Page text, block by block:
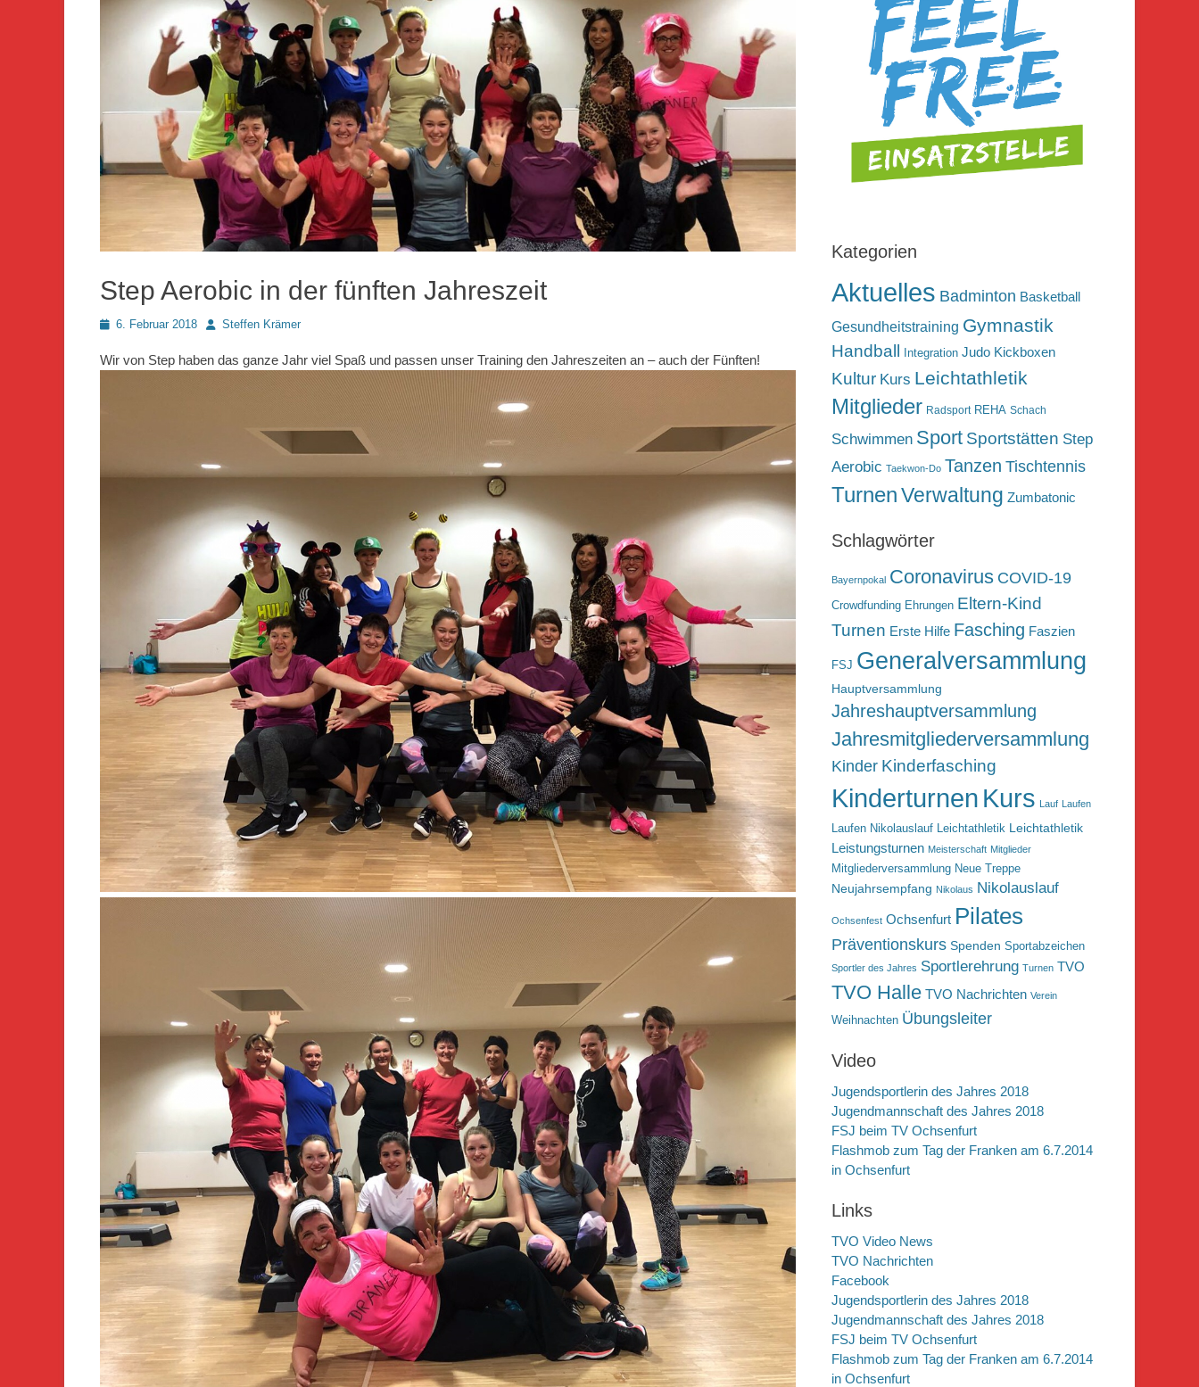
Step Aerobic in der fünften Jahreszeit
Posted6. Februar 2018 AutorSteffen Krämer
Wir von Step haben das ganze Jahr viel Spaß und passen unser Training den Jahreszeiten an – auch der Fünften!
Kategorien
Aktuelles Badminton Basketball
Gesundheitstraining Gymnastik
Handball Integration Judo Kickboxen
Kultur Kurs Leichtathletik
Mitglieder Radsport REHA Schach
Schwimmen Sport Sportstätten Step
Aerobic Taekwon-Do Tanzen Tischtennis
TurnenVerwaltung Zumbatonic
Schlagwörter
Bayernpokal Coronavirus COVID-19
Crowdfunding Ehrungen Eltern-Kind
Turnen Erste Hilfe Fasching Faszien
FSJ Generalversammlung
Hauptversammlung
Jahreshauptversammlung
Jahresmitgliederversammlung
Kinder Kinderfasching
Kinderturnen Kurs Lauf Laufen
Laufen Nikolauslauf Leichtathletik Leichtathletik
Leistungsturnen Meisterschaft Mitglieder
Mitgliederversammlung Neue Treppe
Neujahrsempfang Nikolaus Nikolauslauf
Ochsenfest Ochsenfurt Pilates
Präventionskurs Spenden Sportabzeichen
Sportler des Jahres Sportlerehrung Turnen TVO
TVO Halle TVO Nachrichten Verein
Weihnachten Übungsleiter
Video
Jugendsportlerin des Jahres 2018
Jugendmannschaft des Jahres 2018
FSJ beim TV Ochsenfurt
Flashmob zum Tag der Franken am 6.7.2014
in Ochsenfurt
Links
TVO Video News
TVO Nachrichten
Facebook
Jugendsportlerin des Jahres 2018
Jugendmannschaft des Jahres 2018
FSJ beim TV Ochsenfurt
Flashmob zum Tag der Franken am 6.7.2014
in Ochsenfurt